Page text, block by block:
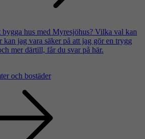
hus med Myresjöhus? Vilka val kan
kan jag vara säker på att jag gör en trygg
mer därtill, får du svar på här.
och bostäder